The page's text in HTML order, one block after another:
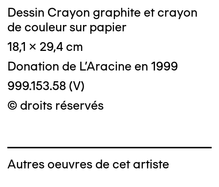
Dessin Crayon graphite et crayon
de couleur sur papier
18,1 x 29,4 cm
Donation de L'Aracine en 1999
999.153.58 (V)
© droits réservés
Autres oeuvres de cet artiste